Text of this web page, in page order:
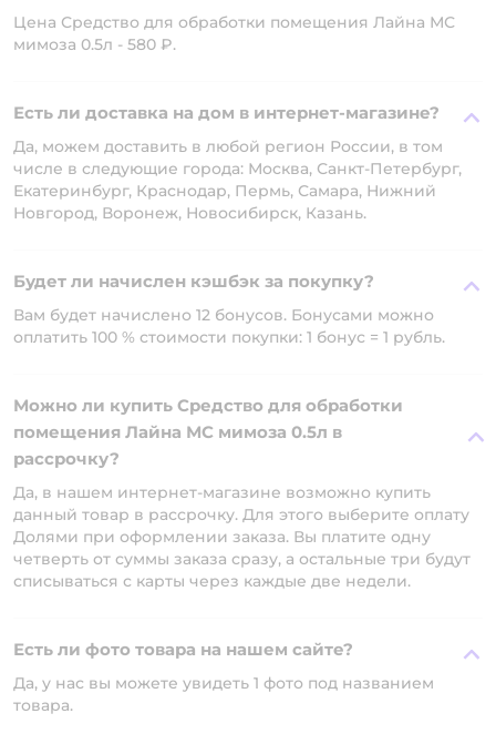
Цена Средство для обработки помещения Лайна МС
мимоза 0.5л - 580 ₽.
Есть ли доставка на дом в интернет-магазине?
Да, можем доставить в любой регион России, в том
числе в следующие города: Москва, Санкт-Петербург,
Екатеринбург, Краснодар, Пермь, Самара, Нижний
Новгород, Воронеж, Новосибирск, Казань.
Будет ли начислен кэшбэк за покупку?
Вам будет начислено 12 бонусов. Бонусами можно
оплатить 100 % стоимости покупки: 1 бонус = 1 рубль.
Можно ли купить Средство для обработки
помещения Лайна МС мимоза 0.5л в
рассрочку?
Да, в нашем интернет-магазине возможно купить
данный товар в рассрочку. Для этого выберите оплату
Долями при оформлении заказа. Вы платите одну
четверть от суммы заказа сразу, а остальные три будут
списываться с карты через каждые две недели.
Есть ли фото товара на нашем сайте?
Да, у нас вы можете увидеть 1 фото под названием
товара.